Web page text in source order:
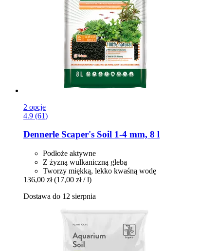
2 opcje
4.9 (61)
Dennerle Scaper's Soil 1-​4 mm, 8 l
Podłoże aktywne
Z żyzną wulkaniczną glebą
Tworzy miękką, lekko kwaśną wodę
136,00 zł (17,00 zł / l)
Dostawa do 12 sierpnia